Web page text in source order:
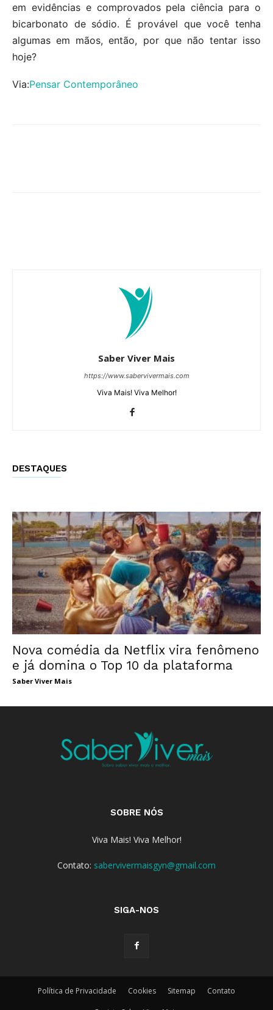
em evidências e comprovados pela ciência para o
bicarbonato de sódio. É provável que você tenha
algumas em mãos, então, por que não tentar isso
hoje?
Via:Pensar Contemporâneo
Saber Viver Mais
https://www.sabervivermais.com
Viva Mais! Viva Melhor!
DESTAQUES
Nova comédia da Netflix vira fenômeno
e já domina o Top 10 da plataforma
Saber Viver Mais
SOBRE NÓS
Viva Mais! Viva Melhor!
Contato: sabervivermaisgyn@gmail.com
SIGA-NOS
Política de Privacidade Cookies Sitemap Contato